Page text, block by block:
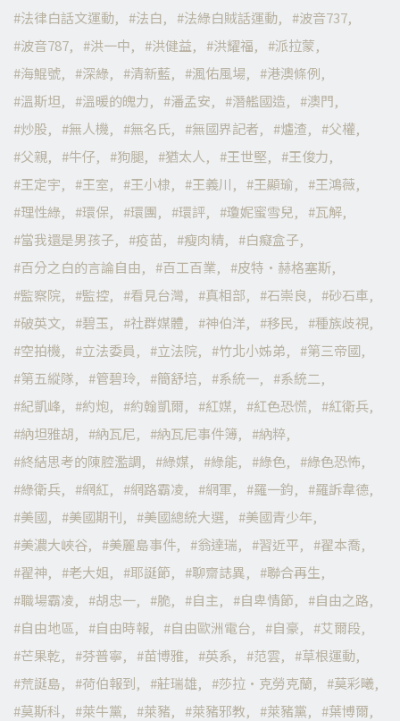
法律白話文運動
法白 法綠白賊話運動
波音737
波音787
洪一中 洪健益 洪耀福
派拉蒙
海鯤號
深綠 清新藍 渢佑風場
港澳條例
溫斯坦
溫暖的魄力 潘孟安 潛艦國造
澳門
炒股
無人機 無名氏 無國界記者 爐渣
父權
父親
牛仔 狗腿 猶太人 王世堅
王俊力
王定宇
王室 王小棣 王義川 王顯瑜
王鴻薇
理性綠
環保 環團 環評 瓊妮蜜雪兒
瓦解
當我還是男孩子
疫苗 瘦肉精
白癡盒子
百分之白的言論自由
百工百業
皮特·赫格塞斯
監察院
監控 看見台灣 真相部 石崇良
砂石車
破英文
碧玉 社群媒體 神伯洋 移民
種族歧視
空拍機
立法委員 立法院 竹北小姊弟
第三帝國
第五縱隊
管碧玲 簡舒培 系統一
系統二
紀凱峰
約炮 約翰凱爾 紅媒 紅色恐慌
紅衛兵
納坦雅胡
納瓦尼 納瓦尼事件簿
納粹
終結思考的陳腔濫調
綠媒 綠能 綠色
綠色恐怖
綠衛兵
網紅 網路霸凌 網軍 羅一鈞
羅訴韋德
美國
美國期刊 美國總統大選
美國青少年
美濃大峽谷
美麗島事件 翁達瑞 習近平
翟本喬
翟神
老大姐 耶誕節 聊齋誌異
聯合再生
職場霸凌
胡忠一 脆 自主 自卑情節
自由之路
自由地區
自由時報 自由歐洲電台 自豪
艾爾段
芒果乾
芬普寧 苗博雅 英系 范雲
草根運動
荒誕島
荷伯報到 莊瑞雄 莎拉·克勞克蘭
莫彩曦
莫斯科
萊牛黨 萊豬 萊豬邪教 萊豬黨
葉博爾